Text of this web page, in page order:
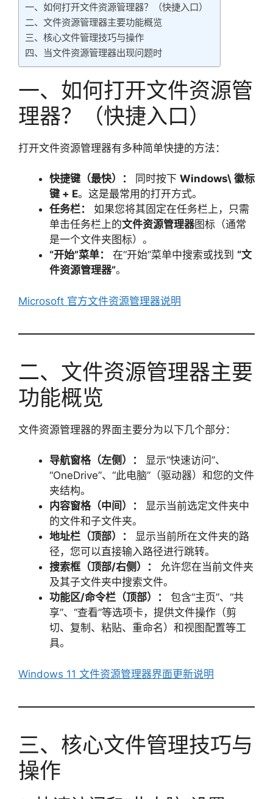
一、如何打开文件资源管理器？（快捷入口）
二、文件资源管理器主要功能概览
三、核心文件管理技巧与操作
四、当文件资源管理器出现问题时
一、如何打开文件资源管
理器？（快捷入口）
打开文件资源管理器有多种简单快捷的方法：
快捷键（最快）： 同时按下 Windows\ 徽标
键 + E。这是最常用的打开方式。
任务栏：
如果您将其固定在任务栏上，只需
单击任务栏上的文件资源管理器图标（通常
是一个文件夹图标）。
“开始”菜单：
在“开始”菜单中搜索或找到 “文
件资源管理器”。
Microsoft 官方文件资源管理器说明
二、文件资源管理器主要
功能概览
文件资源管理器的界面主要分为以下几个部分：
导航窗格（左侧）：
显示“快速访问”、
“OneDrive”、“此电脑”（驱动器）和您的文件
夹结构。
内容窗格（中间）：
显示当前选定文件夹中
的文件和子文件夹。
地址栏（顶部）：
显示当前所在文件夹的路
径，您可以直接输入路径进行跳转。
搜索框（顶部/右侧）：
允许您在当前文件夹
及其子文件夹中搜索文件。
功能区/命令栏（顶部）：
包含“主页”、“共
享”、“查看”等选项卡，提供文件操作（剪
切、复制、粘贴、重命名）和视图配置等工
具。
Windows 11 文件资源管理器界面更新说明
三、核心文件管理技巧与
操作